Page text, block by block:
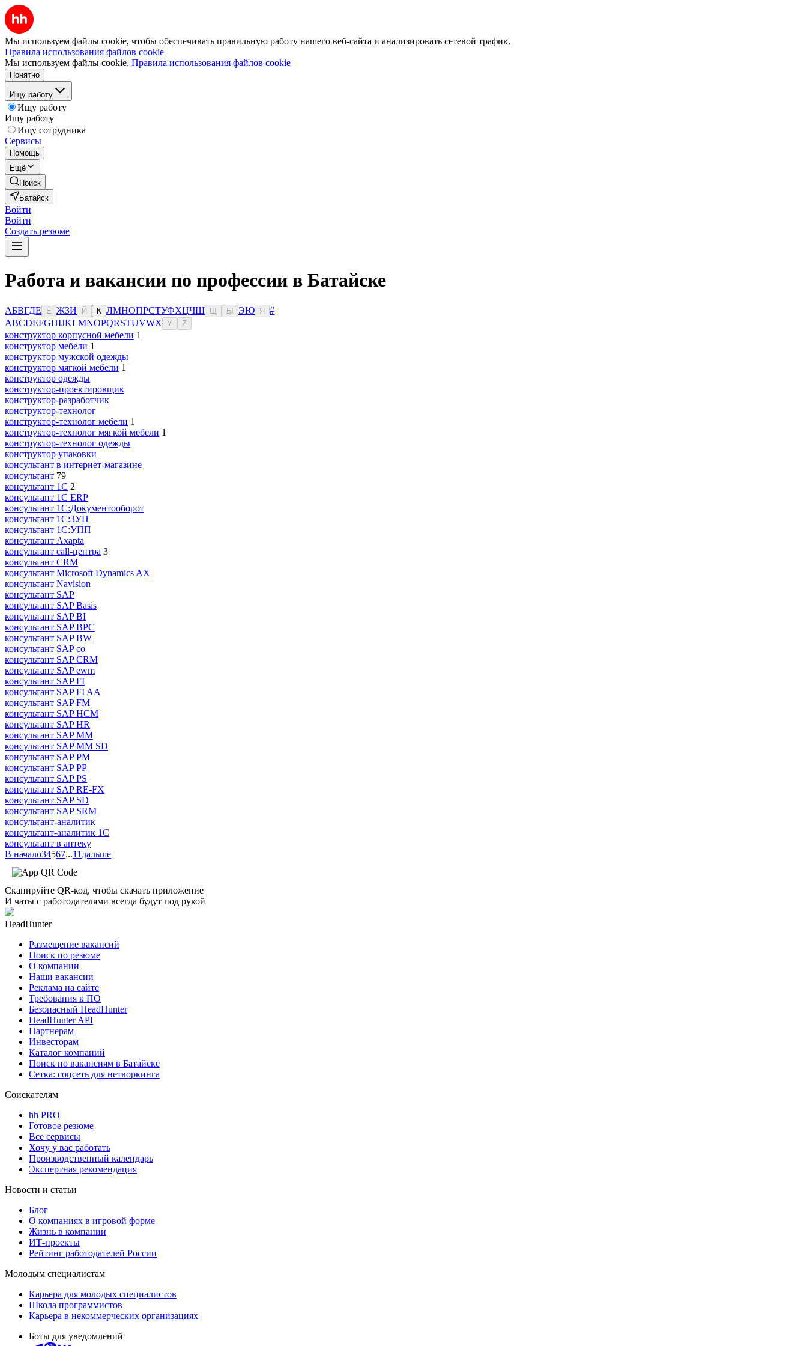
Мы используем файлы cookie, чтобы обеспечивать правильную работу нашего веб-сайта и анализировать сетевой трафик.
Правила использования файлов cookie
Мы используем файлы cookie. Правила использования файлов cookie
Понятно
Ищу работу
Ищу работу
Ищу работу
Ищу сотрудника
Сервисы
Помощь
Ещё
Поиск
Батайск
Войти
Войти
Создать резюме
Работа и вакансии по профессии в Батайске
АБВГДЕ Ё ЖЗИ Й К ЛМНОПРСТУФХЦЧШ Ы ЭЮ Я
#
ABCDEFGHIJKLMNOPQRSTUVWX Y Z
конструктор корпусной мебели 1
конструктор мебели 1
конструктор мужской одежды
конструктор мягкой мебели 1
конструктор одежды
конструктор-проектировщик
конструктор-разработчик
конструктор-технолог
конструктор-технолог мебели 1
конструктор-технолог мягкой мебели 1
конструктор-технолог одежды
конструктор упаковки
консультaнт в интернет-мaгазине
консультант 79
консультант 1С 2
консультант 1С ERP
консультант 1С:Документооборот
консультант 1С:ЗУП
консультант 1С:УПП
консультант Axapta
консультант call-центра 3
консультант CRM
консультант Microsoft Dynamics AX
консультант Navision
консультант SAP
консультант SAP Basis
консультант SAP BI
консультант SAP BPC
консультант SAP BW
консультант SAP co
консультант SAP CRM
консультант SAP ewm
консультант SAP FI
консультант SAP FI AA
консультант SAP FM
консультант SAP HCM
консультант SAP HR
консультант SAP MM
консультант SAP MM SD
консультант SAP PM
консультант SAP PP
консультант SAP PS
консультант SAP RE-FX
консультант SAP SD
консультант SAP SRM
консультант-аналитик
консультант-аналитик 1С
консультант в аптеку
В начало34567...11 дальше
Сканируйте QR-код, чтобы скачать приложение
И чаты с работодателями всегда будут под рукой
HeadHunter
Размещение вакансий
Поиск по резюме
О компании
Наши вакансии
Реклама на сайте
Требования к ПО
Безопасный HeadHunter
HeadHunter API
Партнерам
Инвесторам
Каталог компаний
Поиск по вакансиям в Батайске
Сетка: соцсеть для нетворкинга
Соискателям
hh PRO
Готовое резюме
Все сервисы
Хочу у вас работать
Производственный календарь
Экспертная рекомендация
Новости и статьи
Блог
О компаниях в игровой форме
Жизнь в компании
ИТ-проекты
Рейтинг работодателей России
Молодым специалистам
Карьера для молодых специалистов
Школа программистов
Карьера в некоммерческих организациях
Боты для уведомлений